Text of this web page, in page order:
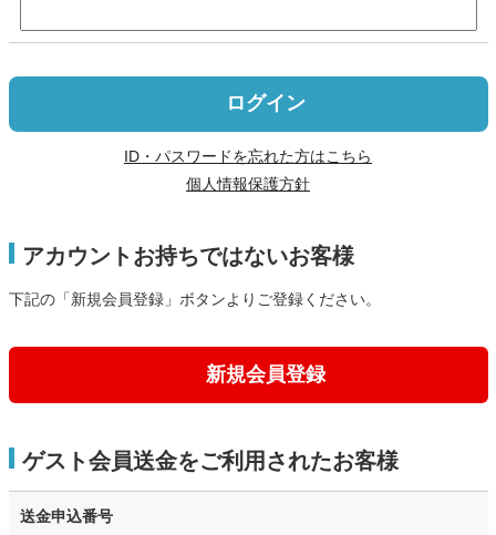
ログイン
ID・パスワードを忘れた方はこちら
個人情報保護方針
アカウントお持ちではないお客様
下記の「新規会員登録」ボタンよりご登録ください。
新規会員登録
ゲスト会員送金をご利用されたお客様
送金申込番号